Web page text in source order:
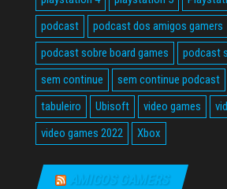
podcast
podcast dos amigos gamers
podcast sobre board games
podcast
sem continue
sem continue podcast
tabuleiro
Ubisoft video games
video games 2022
Xbox
AMIGOS GAMERS